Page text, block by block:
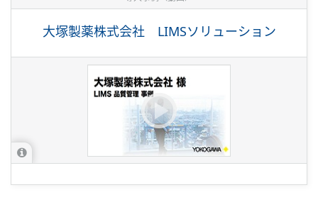
大塚製薬株式会社 LIMSソリューション